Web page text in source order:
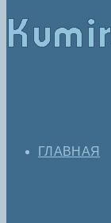
ГЛАВНАЯ